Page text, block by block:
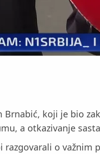
koji je bio
a otkazivanje
o